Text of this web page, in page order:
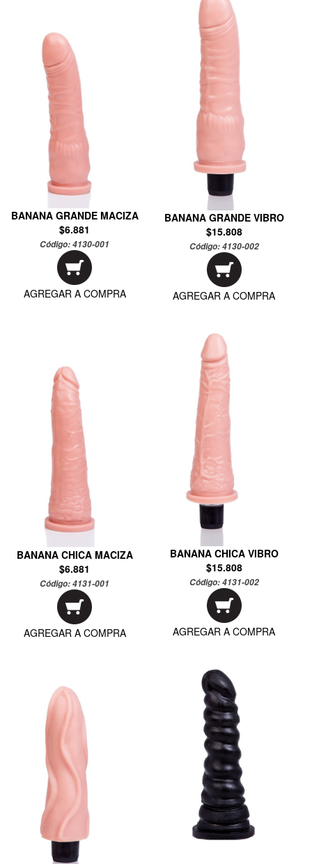
BANANA GRANDE MACIZA
$6.881
Código:4130-001
AGREGAR A COMPRA
BANANA GRANDE VIBRO
$15.808
Código:4130-002
AGREGAR A COMPRA
BANANA CHICA MACIZA
$6.881
Código:4131-001
AGREGAR A COMPRA
BANANA CHICA VIBRO
$15.808
Código:4131-002
AGREGAR A COMPRA